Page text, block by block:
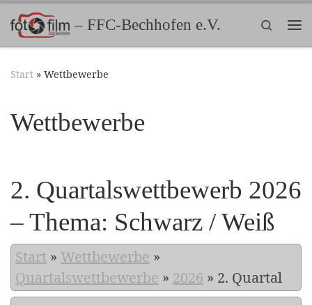
Zum Inhalt springen– FFC-Bechhofen e.V.
Search
Start » Wettbewerbe
Wettbewerbe
2. Quartalswettbewerb 2026
– Thema: Schwarz / Weiß
Start » Wettbewerbe »
Quartalswettbewerbe » 2026 » 2. Quartal